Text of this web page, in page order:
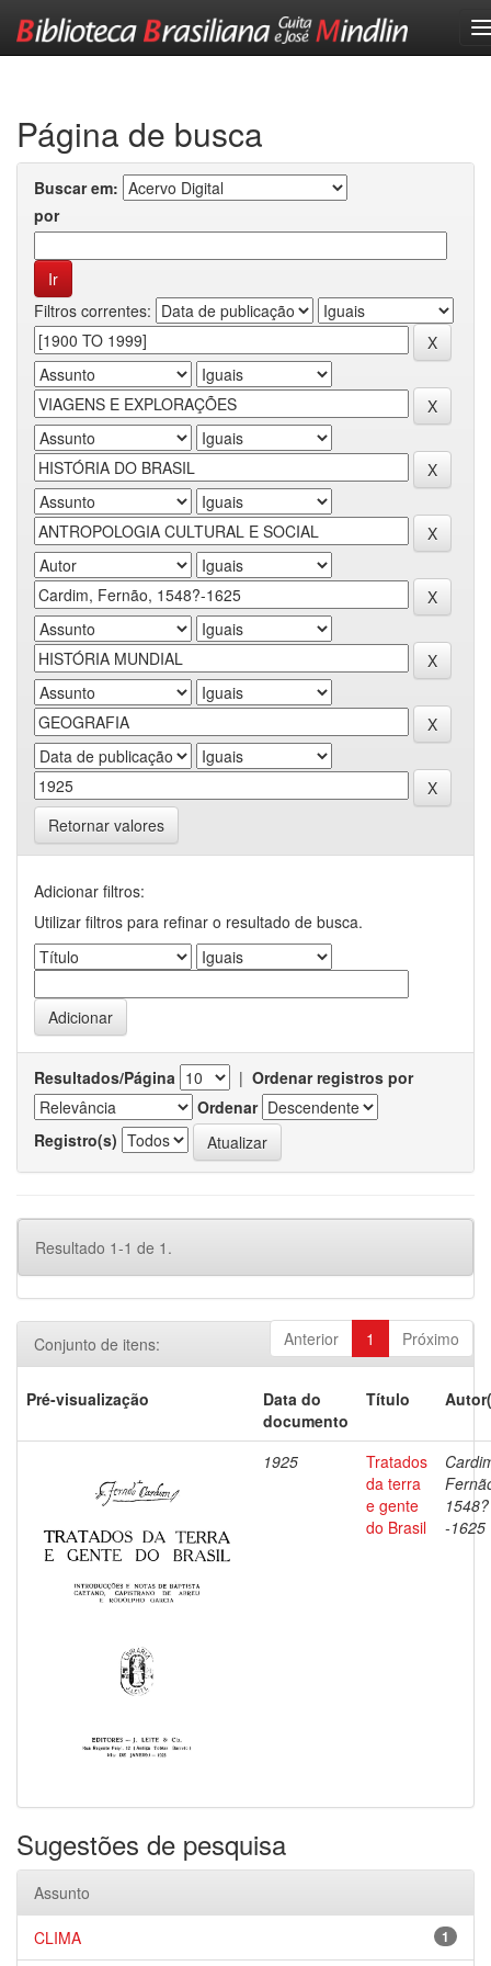
Página de busca
Buscar em:
por
Filtros correntes:
Retornar valores
Adicionar filtros:
Utilizar filtros para refinar o resultado de busca.
Resultados/Página | Ordenar registros por
Ordenar
Registro(s)
Resultado 1-1 de 1.
Anterior 1 Próximo
Conjunto de itens:
Pré-visualização
Data do
documento
Título
1925
Tratados
da terra
e gente
do Brasil
1548?
-1625
Sugestões de pesquisa
Assunto
1
CLIMA